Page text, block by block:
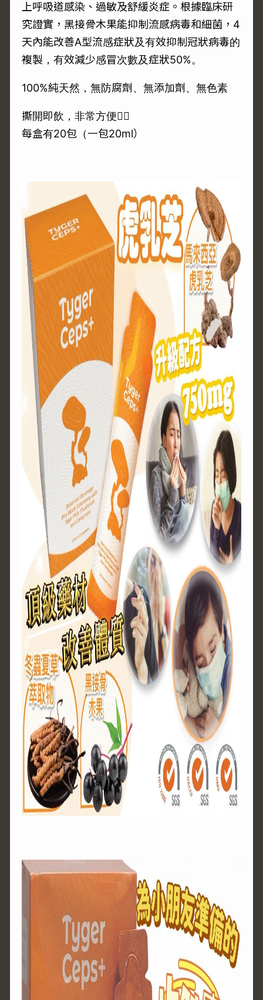
上呼吸道感染、過敏及舒緩炎症。根據臨床研
究證實，黑接骨木果能抑制流感病毒和細菌，4
天內能改善A型流感症狀及有效抑制冠狀病毒的
複製，有效減少感冒次數及症狀50%。
100%純天然，無防腐劑、無添加劑、無色素
撕開即飲，非常方便👍🏻
每盒有20包（一包20ml）